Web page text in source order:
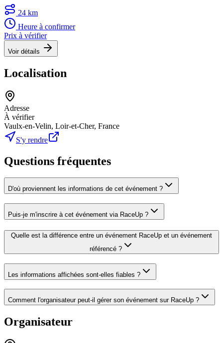
24 km
Heure à confirmer
Prix à vérifier
Voir détails
Localisation
Adresse
À vérifier
Vaulx-en-Velin, Loir-et-Cher, France
S'y rendre
Questions fréquentes
D'où proviennent les informations de cet événement ?
Puis-je m'inscrire à cet événement via RaceUp ?
Quelle est la différence entre un événement RaceUp et un événement
référencé ?
Les informations affichées sont-elles fiables ?
Comment l'organisateur peut-il gérer son événement sur RaceUp ?
Organisateur